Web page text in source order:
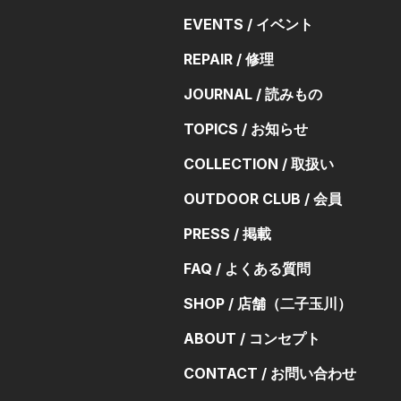
EVENTS / イベント
REPAIR / 修理
JOURNAL / 読みもの
TOPICS / お知らせ
COLLECTION / 取扱い
OUTDOOR CLUB / 会員
PRESS / 掲載
FAQ / よくある質問
SHOP / 店舗（二子玉川）
ABOUT / コンセプト
CONTACT / お問い合わせ